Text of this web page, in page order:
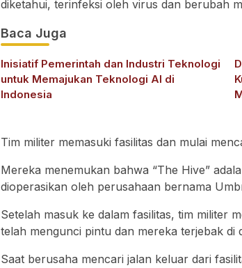
diketahui, terinfeksi oleh virus dan berubah
Baca Juga
Inisiatif Pemerintah dan Industri Teknologi
untuk Memajukan Teknologi AI di
Indonesia
Tim militer memasuki fasilitas dan mulai
Mereka menemukan bahwa “The Hive”
dioperasikan oleh perusahaan bernama
Setelah masuk ke dalam fasilitas, tim militer
telah mengunci pintu dan mereka terjebak di
Saat berusaha mencari jalan keluar dari